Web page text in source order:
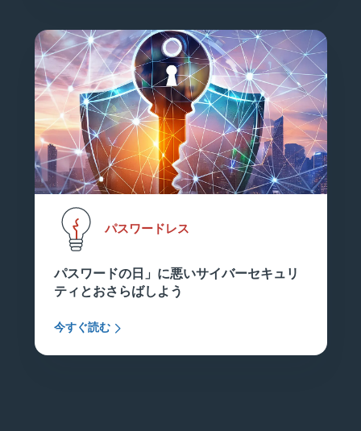
パスワードレス
パスワードの日」に悪いサイバーセキュリ
ティとおさらばしよう
今すぐ読む